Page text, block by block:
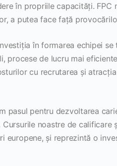
în propriile capacități. FPC
a putea face față
în formarea echipei
procese de lucru mai
cu recrutarea și
pasul pentru dezvoltarea
noastre de
europene, și reprezintă o